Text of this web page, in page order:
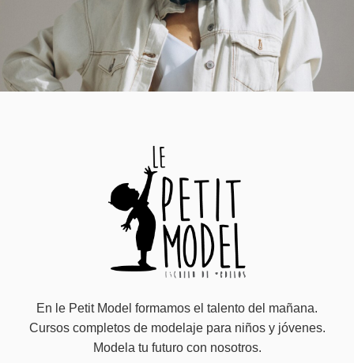
En le Petit Model formamos el talento del mañana.
Cursos completos de modelaje para niños y jóvenes.
Modela tu futuro con nosotros.